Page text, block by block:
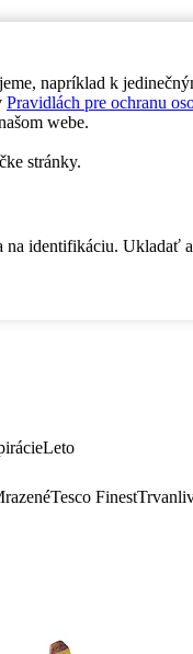
napríklad k
Pravidlách pre ochranu
webe.
stránky.
identifikáciu. Ukladať
Leto
Tesco Finest